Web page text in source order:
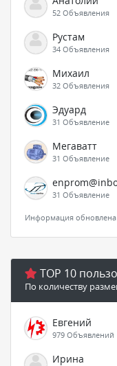
52 Объявления
Рустам
34 Объявления
Михаил
32 Объявления
Эдуард
31 Объявление
Мегаватт
31 Объявление
31 Объявление
Информация обновлена
TOP 10
По количеству
Евгений
979 Объявлений
Ирина